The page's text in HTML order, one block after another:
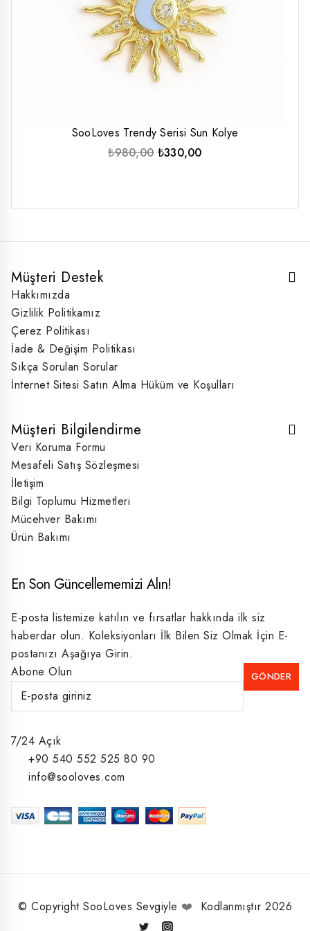
SooLoves Trendy Serisi Sun Kolye
₺980,00 Orijinal
₺330,00Şu
Müşteri Destek
Hakkımızda
Gizlilik Politikamız
Çerez Politikası
İade & Değişim Politikası
Sıkça Sorulan Sorular
İnternet Sitesi Satın Alma Hüküm ve Koşulları
Müşteri Bilgilendirme
Veri Koruma Formu
Mesafeli Satış Sözleşmesi
İletişim
Bilgi Toplumu Hizmetleri
Mücehver Bakımı
Ürün Bakımı
En Son Güncellememizi Alın!
E-posta listemize katılın ve fırsatlar hakkında ilk siz
haberdar olun. Koleksiyonları İlk Bilen Siz Olmak İçin E-
postanızı Aşağıya Girin.
Abone Olun
7/24 Açık
+90 540 552 525 80 90
info@sooloves.com
© Copyright SooLoves Sevgiyle ❤️ Kodlanmıştır 2026